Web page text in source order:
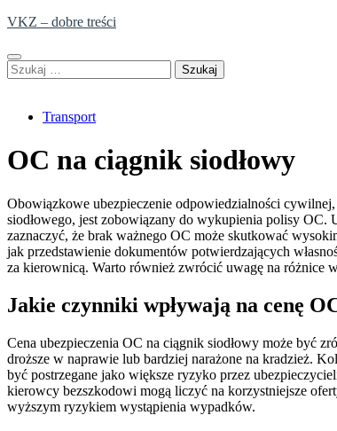
Skip
content
VKZ – dobre treści
Szukaj:
Transport
OC na ciągnik siodłowy
Obowiązkowe ubezpieczenie odpowiedzialności
siodłowego, jest zobowiązany do wykupienia polisy
zaznaczyć, że brak ważnego OC może skutkować
jak przedstawienie dokumentów potwierdzających
za kierownicą. Warto również zwrócić uwagę na różnice
Jakie czynniki wpływają na cenę
Cena ubezpieczenia OC na ciągnik siodłowy może być
droższe w naprawie lub bardziej narażone na kradzież.
być postrzegane jako większe ryzyko przez
kierowcy bezszkodowi mogą liczyć na korzystniejsze
wyższym ryzykiem wystąpienia wypadków.